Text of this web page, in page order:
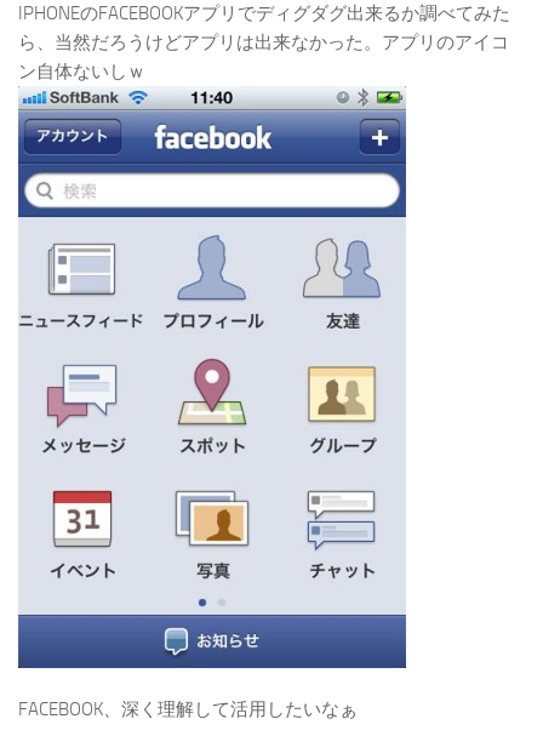
IPHONEのFACEBOOKアプリでディグダグ出来るか調べてみた
ら、当然だろうけどアプリは出来なかった。アプリのアイコ
ン自体ないしｗ
FACEBOOK、深く理解して活用したいなぁ